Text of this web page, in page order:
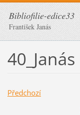
Bibliofilie-edice33
František Janás
40_Janás
Předchozí